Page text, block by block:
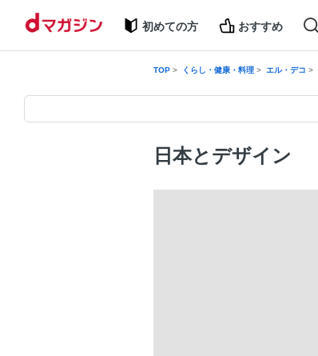
初めての方 おすすめ
TOP くらし・健康・料理 エル・デコ
日本とデザイン